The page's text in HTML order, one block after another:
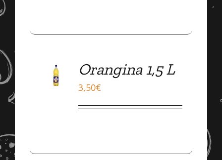
Orangina 1,5 L
3,50€